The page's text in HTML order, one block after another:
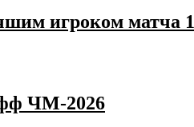
игроком
ЧМ‑2026